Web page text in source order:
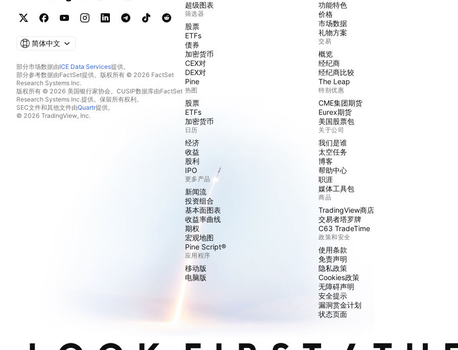
简体中文
部分市场数据由ICE Data Services提供。
部分参考数据由FactSet提供。版权所有 © 2026 FactSet
Research Systems Inc.
版权所有 © 2026 美国银行家协会。CUSIP数据库由FactSet
Research Systems Inc.提供。保留所有权利。
SEC文件和其他文件由Quartr提供。
© 2026 TradingView, Inc.
超级图表
筛选器
股票
ETFs
债券
加密货币
CEX对
DEX对
Pine
热图
股票
ETFs
加密货币
日历
经济
收益
股利
IPO
更多产品
新闻流
投资组合
基本面图表
收益率曲线
期权
宏观地图
Pine Script®
应用程序
移动版
电脑版
功能特色
价格
市场数据
礼物方案
交易
概览
经纪商
经纪商比较
The Leap
特别优惠
CME集团期货
Eurex期货
美国股票包
关于公司
我们是谁
太空任务
博客
帮助中心
职涯
媒体工具包
商品
TradingView商店
交易者塔罗牌
C63 TradeTime
政策和安全
使用条款
免责声明
隐私政策
Cookies政策
无障碍声明
安全提示
漏洞赏金计划
状态页面